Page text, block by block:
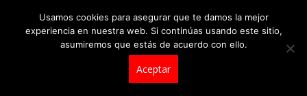
Usamos cookies para asegurar que te damos la mejor
experiencia en nuestra web. Si continúas usando este sitio,
asumiremos que estás de acuerdo con ello.
Aceptar